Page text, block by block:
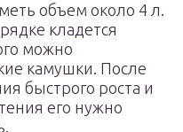
объем около 4 л.
кладется
можно
камушки. После
быстрого роста и
его нужно